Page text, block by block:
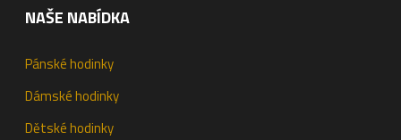
NAŠE NABÍDKA
Pánské hodinky
Dámské hodinky
Dětské hodinky